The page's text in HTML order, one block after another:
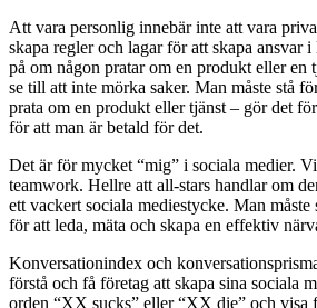
Att vara personlig innebär inte att vara
skapa regler och lagar för att skapa ansvar
på om någon pratar om en produkt eller en
se till att inte mörka saker. Man måste stå
prata om en produkt eller tjänst – gör det
för att man är betald för det.
Det är för mycket “mig” i sociala medier.
teamwork. Hellre att all-stars handlar om
ett vackert sociala mediestycke. Man måste
för att leda, mäta och skapa en effektiv
Konversationindex och
förstå och få företag att skapa sina sociala
orden “XX sucks” eller “XX die” och visa